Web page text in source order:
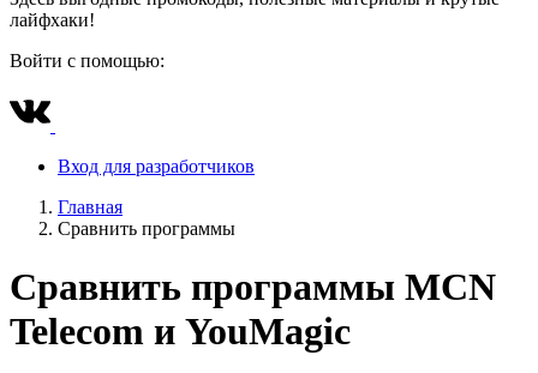
лайфхаки!
Войти с помощью:
Вход для разработчиков
Главная
Сравнить программы
Сравнить программы MCN
Telecom и YouMagic